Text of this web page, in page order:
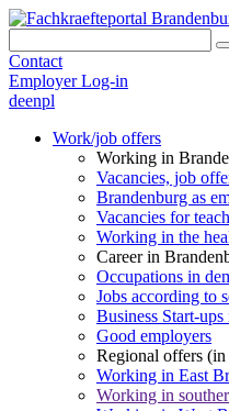
Contact
Employer Log-in
deenpl
Work/job offers
Working in
Vacancies, job
Brandenburg as
Vacancies for
Working in the
Career in
Occupations in
Jobs according to
Business Start-
Good employers
Regional offers
Working in East
Working in